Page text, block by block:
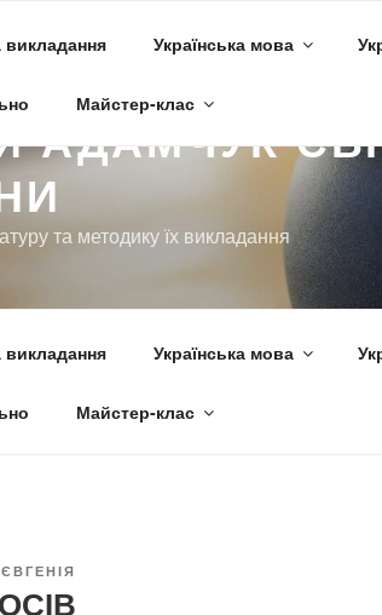
АДАМЧУК
та методику їх викладання
Українська мова
Майстер-клас
Українська мова
Майстер-клас